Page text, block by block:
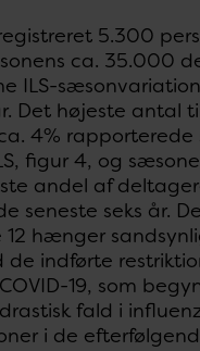
5.300
ca. 35.000
ILS-
Det højeste antal
4%
figur 4, og
andel af
seneste seks år.
hænger
de indførte
19, som
fald i
i de